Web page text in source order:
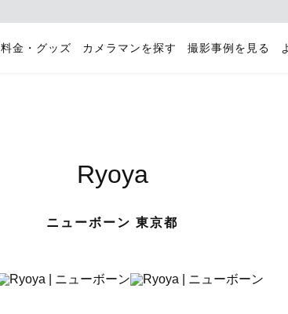
金・グッズ カメラマンを探す 撮影事例を見る
Ryoya
ニューボーン 東京都